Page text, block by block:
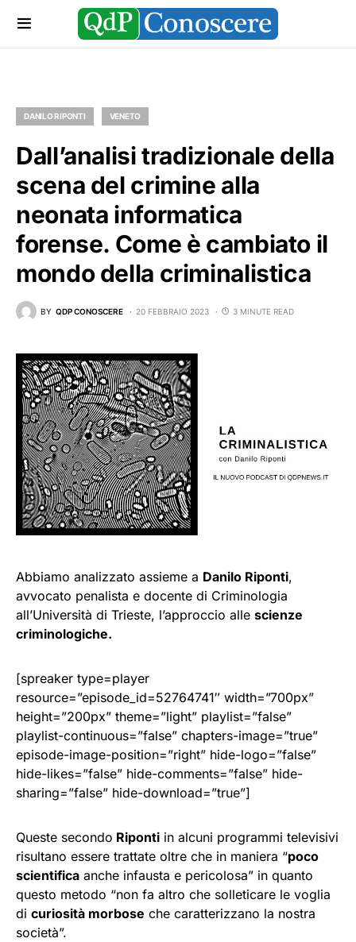
DANILO RIPONTI VENETO
Dall’analisi tradizionale della
scena del crimine alla
neonata informatica
forense. Come è cambiato il
mondo della criminalistica
BY QDP CONOSCERE 20 FEBBRAIO 2023 3 MINUTE READ
Abbiamo analizzato assieme a Danilo Riponti,
avvocato penalista e docente di Criminologia
all’Università di Trieste, l’approccio alle scienze
criminologiche.
[spreaker type=player
resource=”episode_id=52764741″ width=”700px”
height=”200px” theme=”light” playlist=”false”
playlist-continuous=”false” chapters-image=”true”
episode-image-position=”right” hide-logo=”false”
hide-likes=”false” hide-comments=”false” hide-
sharing=”false” hide-download=”true”]
Queste secondo Riponti in alcuni programmi televisivi
risultano essere trattate oltre che in maniera “poco
scientifica anche infausta e pericolosa” in quanto
questo metodo “non fa altro che solleticare le voglia
di curiosità morbose che caratterizzano la nostra
società”.